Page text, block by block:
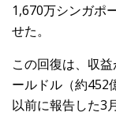
1,670万シンガポ
せた。
この回復は、収
ールドル（約452
以前に報告した3